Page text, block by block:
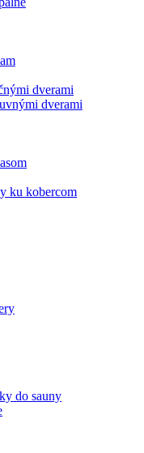
dverami
dverami
ku kobercom
do sauny